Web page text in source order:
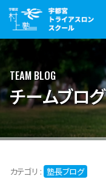
TEAM BLOG
チームブログ
カテゴリ : 塾長ブログ